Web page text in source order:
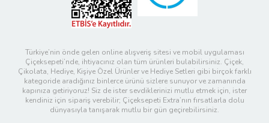
Türkiye’nin önde gelen online alışveriş sitesi ve mobil uygulaması
Çiçeksepeti’nde, ihtiyacınız olan tüm ürünleri bulabilirsiniz. Çiçek,
Çikolata, Hediye, Kişiye Özel Ürünler ve Hediye Setleri gibi birçok farklı
kategoride aradığınız binlerce ürünü sizlere sunuyor ve zamanında
kapınıza getiriyoruz! Siz de ister sevdiklerinizi mutlu etmek için, ister
kendiniz için sipariş verebilir; Çiçeksepeti Extra’nın fırsatlarla dolu
dünyasıyla tanışarak mutlu bir gün geçirebilirsiniz.